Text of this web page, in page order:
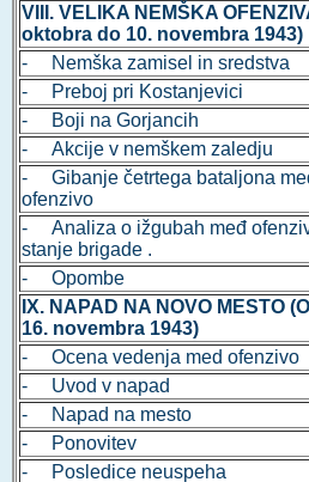
VIII. VELIKA NEMŠKA
oktobra do 10. novembra 1943)
- Nemška zamisel in sredstva
- Preboj pri Kostanjevici
- Boji na Gorjancih
- Akcije v nemškem zaledju
- Gibanje četrtega bataljona
ofenzivo
- Analiza o ižgubah međ
stanje brigade .
- Opombe
IX. NAPAD NA NOVO MESTO
16. novembra 1943)
- Ocena vedenja med ofenzivo
- Uvod v napad
- Napad na mesto
- Ponovitev
- Posledice neuspeha